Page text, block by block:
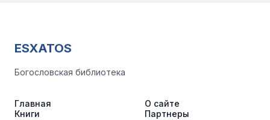
ESXATOS
Богословская библиотека
Главная
Книги
О сайте
Партнеры